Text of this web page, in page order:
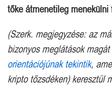
tőke átmenetileg menekülni
(Szerk. megjegyzése: az
bizonyos meglátások
orientációjúnak tekintik,
kripto tőzsdéken) keresztül